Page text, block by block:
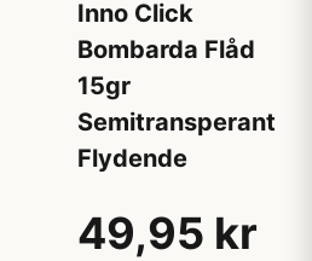
Inno Click
Bombarda Flåd
15gr
Semitransperant
Flydende
49,95 kr